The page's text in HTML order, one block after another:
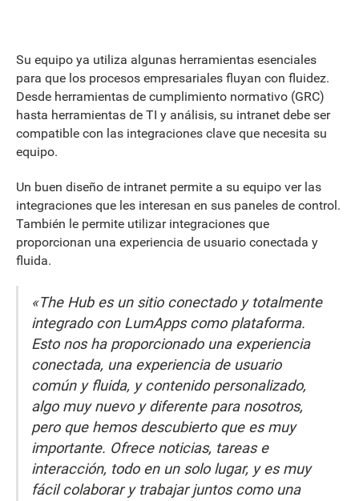
Su equipo ya utiliza algunas herramientas esenciales
para que los procesos empresariales fluyan con fluidez.
Desde herramientas de cumplimiento normativo (GRC)
hasta herramientas de TI y análisis, su intranet debe ser
compatible con las integraciones clave que necesita su
equipo.
Un buen diseño de intranet permite a su equipo ver las
integraciones que les interesan en sus paneles de control.
También le permite utilizar integraciones que
proporcionan una experiencia de usuario conectada y
fluida.
«The Hub es un sitio conectado y totalmente
integrado con LumApps como plataforma.
Esto nos ha proporcionado una experiencia
conectada, una experiencia de usuario
común y fluida, y contenido personalizado,
algo muy nuevo y diferente para nosotros,
pero que hemos descubierto que es muy
importante. Ofrece noticias, tareas e
interacción, todo en un solo lugar, y es muy
fácil colaborar y trabajar juntos como una